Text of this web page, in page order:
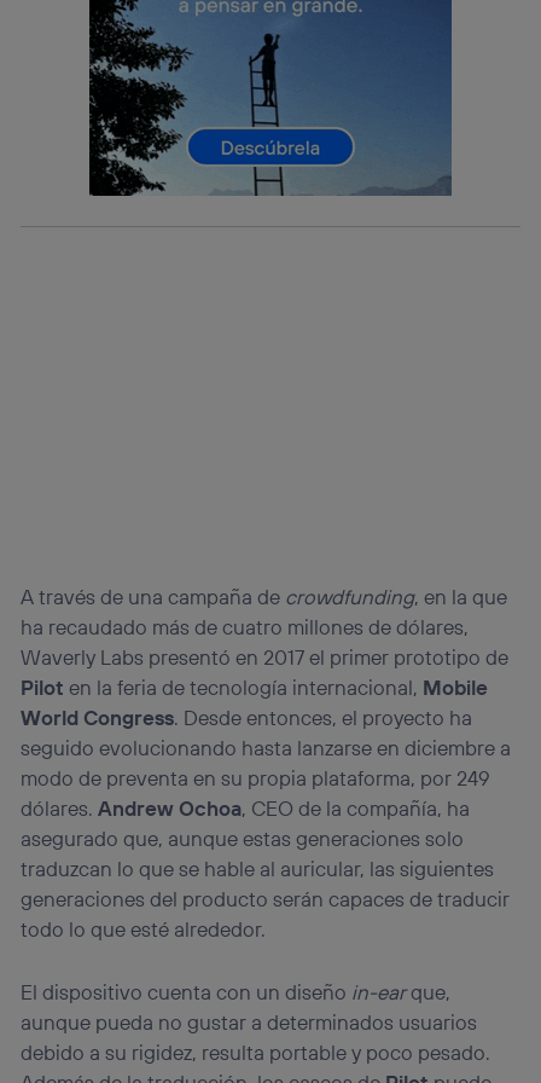
A través de una campaña de crowdfunding, en la que
ha recaudado más de cuatro millones de dólares,
Waverly Labs presentó en 2017 el primer prototipo de
Pilot en la feria de tecnología internacional, Mobile
World Congress. Desde entonces, el proyecto ha
seguido evolucionando hasta lanzarse en diciembre a
modo de preventa en su propia plataforma, por 249
dólares.Andrew Ochoa, CEO de la compañía, ha
asegurado que, aunque estas generaciones solo
traduzcan lo que se hable al auricular, las siguientes
generaciones del producto serán capaces de traducir
todo lo que esté alrededor.
El dispositivo cuenta con un diseño in-earque,
aunque pueda no gustar a determinados usuarios
debido a su rigidez, resulta portable y poco pesado.
consienta el uso de la tecnología recibirá el mismo
identificador. Típicamente:
Si utilizas unaconexión de banda ancha
el marketing o análisis se realizará en función de las
actividades de navegación de los miembros del hogar
que hayan dado su consentimiento.
Si utilizasdatos móviles, el marketing será más
personalizado, ya que se basará únicamente en la